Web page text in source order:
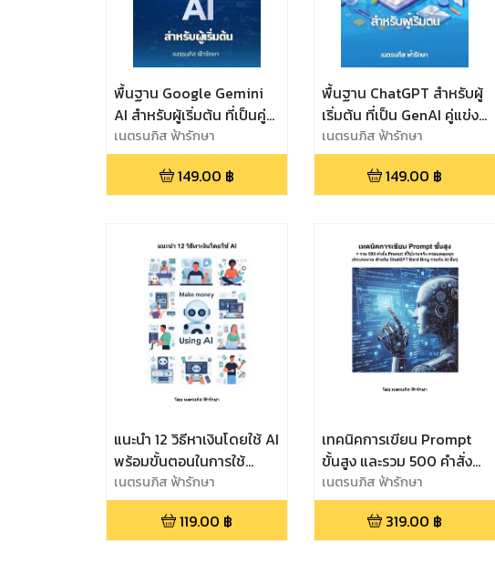
พื้นฐาน Google Gemini
AI สำหรับผู้เริ่มต้น ที่เป็นคู่
แข่งกับ ChatGPT,
Microsoft Copilot, Meta
เนตรนภิส ฟ้ารักษา
149.00 ฿
พื้นฐาน ChatGPT สำหรับผู้
เริ่มต้น ที่เป็น GenAI คู่แข่ง
กับ Google Gemini,
Microsoft Copilot AI,
Metai AI
เนตรนภิส ฟ้ารักษา
149.00 ฿
แนะนำ 12 วิธีหาเงินโดยใช้ AI
พร้อมขั้นตอนในการใช้
ChatGPT Bard Plug-in
และจาก AI อื่นๆ
เนตรนภิส ฟ้ารักษา
119.00 ฿
เทคนิคการเขียน Prompt
ขั้นสูง และรวม 500 คำสั่ง
Prompt ที่ใช้งานจริง ที่
ครอบคลุมทุกประเภทงาน
สำหรับ ChatGPT Bard
เนตรนภิส ฟ้ารักษา
319.00 ฿